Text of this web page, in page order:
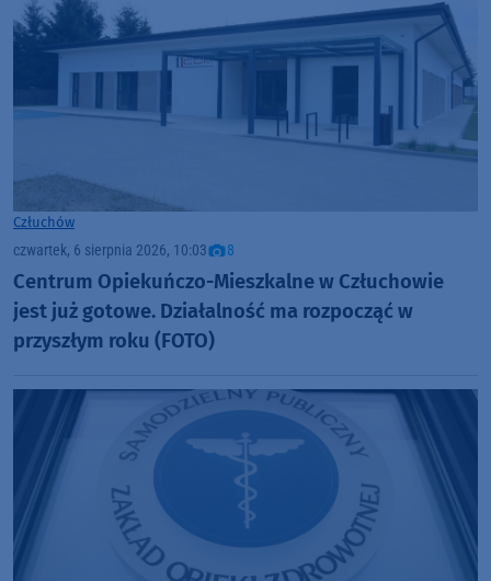
Człuchów
czwartek, 6 sierpnia 2026, 10:03 8
Centrum Opiekuńczo-Mieszkalne w Człuchowie
jest już gotowe. Działalność ma rozpocząć w
przyszłym roku (FOTO)